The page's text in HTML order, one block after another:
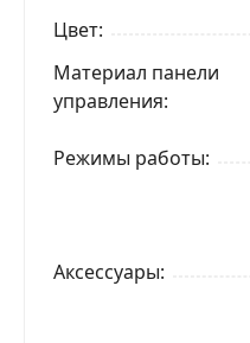
Цвет
Материал панели
управления
Режимы работы
Аксессуары